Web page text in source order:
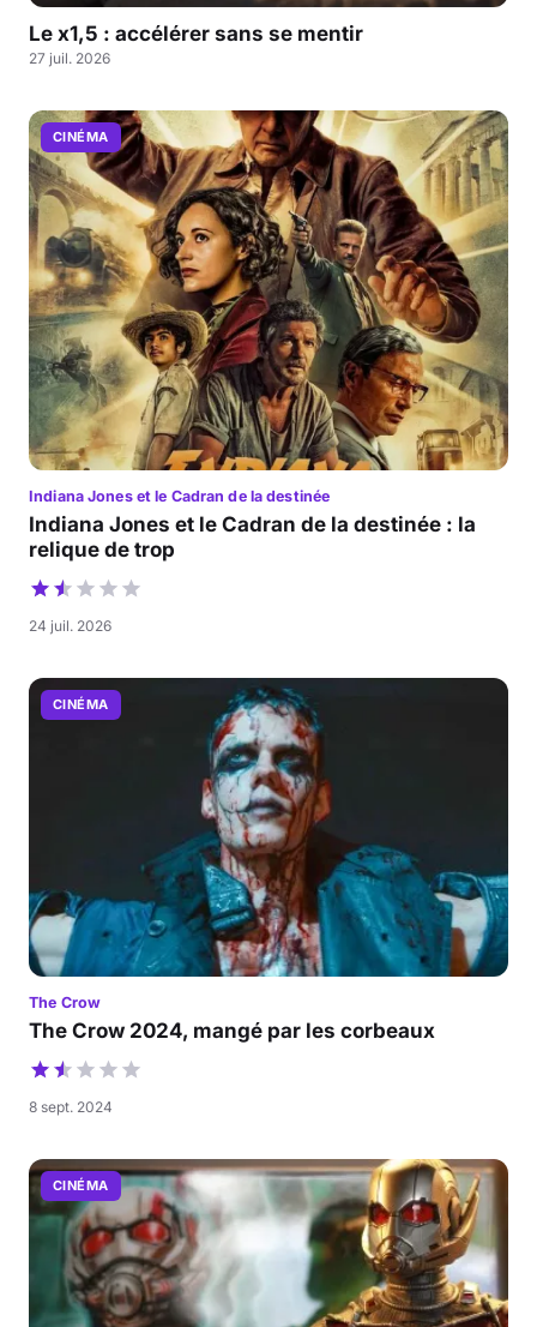
Le x1,5 : accélérer sans se mentir
27 juil. 2026
CINÉMA
Indiana Jones et le Cadran de la destinée
Indiana Jones et le Cadran de la destinée : la
relique de trop
24 juil. 2026
CINÉMA
The Crow
The Crow 2024, mangé par les corbeaux
8 sept. 2024
CINÉMA